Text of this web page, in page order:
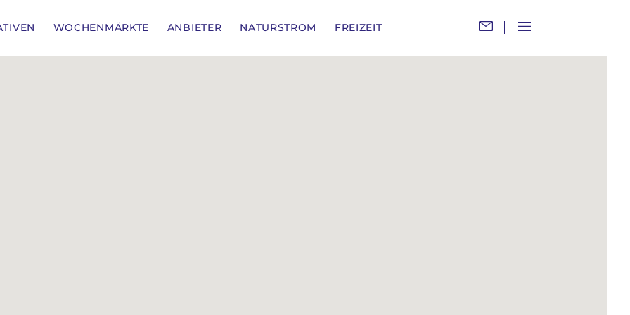
WOCHENMÄRKTE ANBIETER NATURSTROM FREIZEIT